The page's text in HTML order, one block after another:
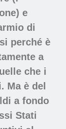
e
di
perché è
a
che i
Ma è del
a fondo
Stati